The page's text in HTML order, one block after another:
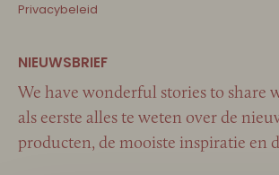
Privacybeleid
We have wonderful stories to share
als eerste alles te weten over de
producten, de mooiste inspiratie en